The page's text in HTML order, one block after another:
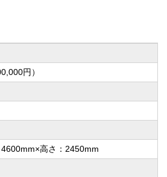
円）
高さ：2450mm